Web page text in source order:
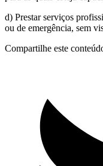
d) Prestar serviços
ou de emergência, sem
Compartilhe este